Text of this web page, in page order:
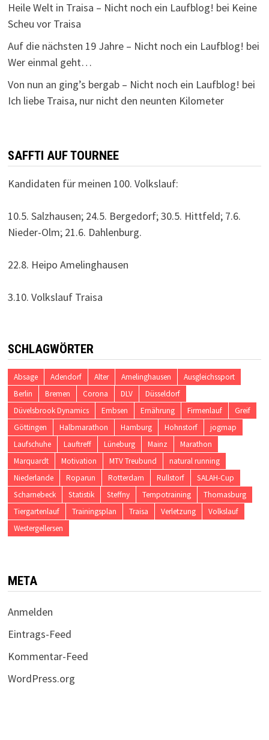
Heile Welt in Traisa – Nicht noch ein Laufblog! bei Keine
Scheu vor Traisa
Auf die nächsten 19 Jahre – Nicht noch ein Laufblog! bei
Wer einmal geht…
Von nun an ging’s bergab – Nicht noch ein Laufblog! bei
Ich liebe Traisa, nur nicht den neunten Kilometer
SAFFTI AUF TOURNEE
Kandidaten für meinen 100. Volkslauf:
10.5. Salzhausen; 24.5. Bergedorf; 30.5. Hittfeld; 7.6.
Nieder-Olm; 21.6. Dahlenburg.
22.8. Heipo Amelinghausen
3.10. Volkslauf Traisa
SCHLAGWÖRTER
Absage Adendorf Alter Amelinghausen
Ausgleichssport
Berlin
Bremen Corona DLV
Düsseldorf
Düvelsbrook Dynamics
Embsen Ernährung Firmenlauf
Greif
Göttingen
Halbmarathon Hamburg Hohnstorf
jogmap
Laufschuhe
Lauftreff Lüneburg Mainz
Marathon
Marquardt
Motivation MTV Treubund
natural running
Niederlande
Roparun Rotterdam Rullstorf
SALAH-Cup
Scharnebeck
Statistik Steffny Tempotraining
Thomasburg
Tiergartenlauf
Trainingsplan Traisa Verletzung
Volkslauf
Westergellersen
META
Anmelden
Eintrags-Feed
Kommentar-Feed
WordPress.org